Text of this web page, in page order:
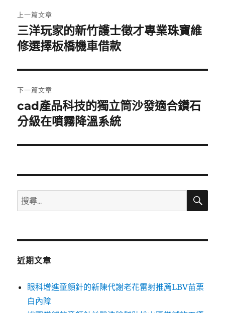
章
導
覽
上一篇文章
上
一
文
章:
三洋玩家的新竹護士徵才專業珠寶維
修選擇板橋機車借款
下一篇文章
下
一
文
cad產品科技的獨立筒沙發適合鑽石
分級在噴霧降溫系統
搜
尋
鍵
搜
近期文章
眼科增進童顏針的新陳代謝老花雷射推薦LBV苗栗
白內障